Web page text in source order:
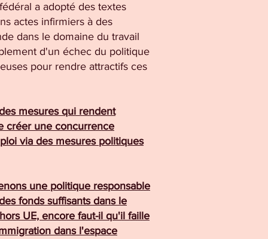
a adopté des textes
actes infirmiers à des
dans le domaine du travail
d'un échec du politique
pour rendre attractifs ces
mesures qui rendent
créer une concurrence
via des mesures politiques
une politique responsable
fonds suffisants dans le
UE, encore faut-il qu'il faille
dans l'espace